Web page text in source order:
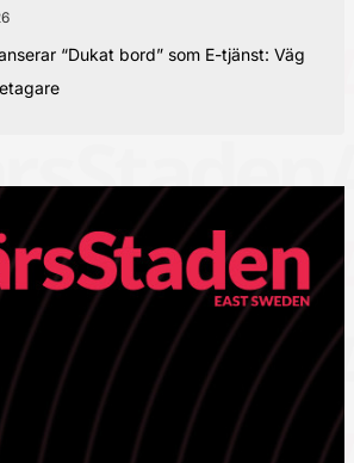
“Dukat bord” som E-tjänst: Väg